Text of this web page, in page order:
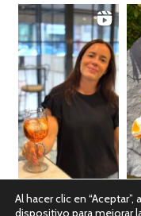
Al hacer clic en
dispositivo para mejorar